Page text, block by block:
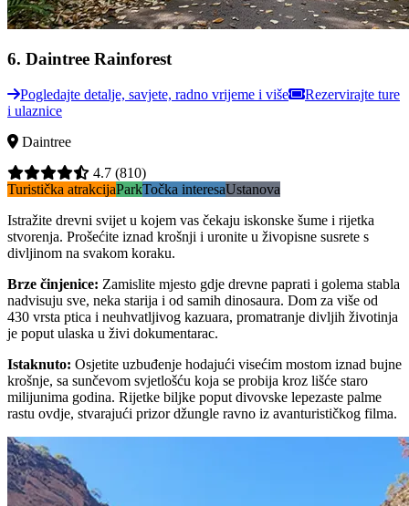
6. Daintree Rainforest
Pogledajte detalje, savjete, radno vrijeme i više
Rezervirajte ture
i ulaznice
Daintree
4.7 (810)
Turistička atrakcijaParkTočka interesaUstanova
Istražite drevni svijet u kojem vas čekaju iskonske šume i rijetka
stvorenja. Prošećite iznad krošnji i uronite u živopisne susrete s
divljinom na svakom koraku.
Brze činjenice: Zamislite mjesto gdje drevne paprati i golema stabla
nadvisuju sve, neka starija i od samih dinosaura. Dom za više od
430 vrsta ptica i neuhvatljivog kazuara, promatranje divljih životinja
je poput ulaska u živi dokumentarac.
Istaknuto: Osjetite uzbuđenje hodajući visećim mostom iznad bujne
krošnje, sa sunčevom svjetlošću koja se probija kroz lišće staro
milijunima godina. Rijetke biljke poput divovske lepezaste palme
rastu ovdje, stvarajući prizor džungle ravno iz avanturističkog filma.